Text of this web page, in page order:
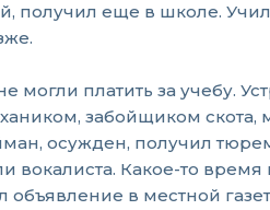
получил еще в школе.
платить за учебу.
забойщиком
осужден, получил
Какое-то время
в местной